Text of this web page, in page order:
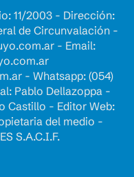
11/2003 - Dirección:
de Circunvalación -
- Email:
- Whatsapp: (054)
Pablo Dellazoppa -
Castillo - Editor Web:
del medio -
S.A.C.I.F.